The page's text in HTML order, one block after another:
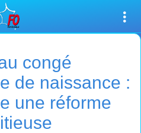
congé
de naissance :
une réforme